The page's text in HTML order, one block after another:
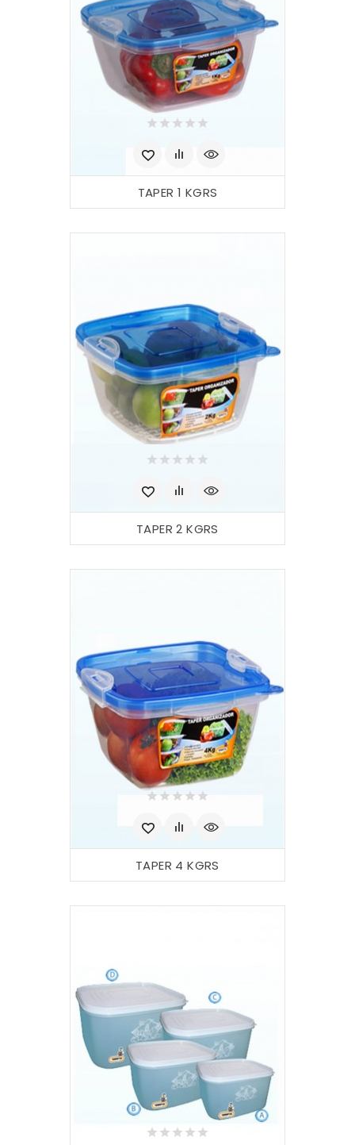
TAPER 1 KGRS
TAPER 2 KGRS
TAPER 4 KGRS